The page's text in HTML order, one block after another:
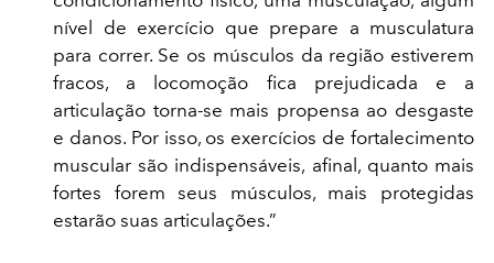
nível de exercício que prepare a musculatura
para correr. Se os músculos da região estiverem
fracos, a locomoção fica prejudicada e a
articulação torna-se mais propensa ao desgaste
e danos. Por isso, os exercícios de fortalecimento
muscular são indispensáveis, afinal, quanto mais
fortes forem seus músculos, mais protegidas
estarão suas articulações.”